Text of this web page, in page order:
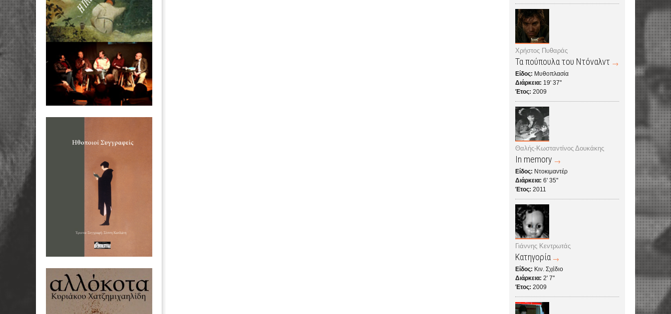
Χρήστος Πυθαράς
Τα πούπουλα του Ντόναλντ
Είδος: Μυθοπλασία
Διάρκεια: 19' 37''
Έτος: 2009
Θαλής-Κωσταντίνος Δουκάκης
In memory
Είδος: Ντοκιμαντέρ
Διάρκεια: 6' 35''
Έτος: 2011
Γιάννης Κεντρωτάς
Κατηγορία
Είδος: Κιν. Σχέδιο
Διάρκεια: 2' 7''
Έτος: 2009